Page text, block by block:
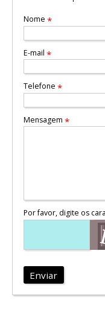
Nome *
E-mail *
Telefone *
Mensagem *
Por favor, digite os
Enviar